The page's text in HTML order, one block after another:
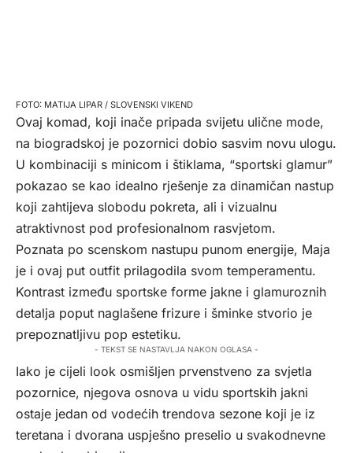
MATIJA LIPAR / SLOVENSKI VIKEND
Ovaj komad, koji inače pripada svijetu ulične mode,
na biogradskoj je pozornici dobio sasvim novu ulogu.
U kombinaciji s minicom i štiklama, “sportski glamur”
pokazao se kao idealno rješenje za dinamičan nastup
koji zahtijeva slobodu pokreta, ali i vizualnu
atraktivnost pod profesionalnom rasvjetom.
Poznata po scenskom nastupu punom energije, Maja
je i ovaj put outfit prilagodila svom temperamentu.
Kontrast između sportske forme jakne i glamuroznih
detalja poput naglašene frizure i šminke stvorio je
prepoznatljivu pop estetiku.
- TEKST SE NASTAVLJA NAKON OGLASA -
Iako je cijeli look osmišljen prvenstveno za svjetla
pozornice, njegova osnova u vidu sportskih jakni
ostaje jedan od vodećih trendova sezone koji je iz
teretana i dvorana uspješno preselio u svakodnevne